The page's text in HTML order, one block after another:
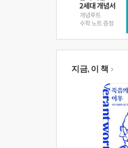
지금, 이 책